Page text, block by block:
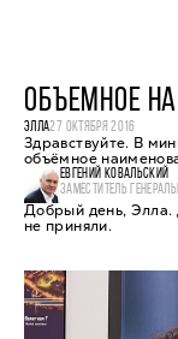
ОБЪЕМНОЕ
ЭЛЛА27 ОКТЯБРЯ 2016
Здравствуйте. В
объёмное
ЕВГЕНИЙ КОВАЛЬСКИЙ
ЗАМЕСТИТЕЛЬ
Добрый день, Элла.
не приняли.